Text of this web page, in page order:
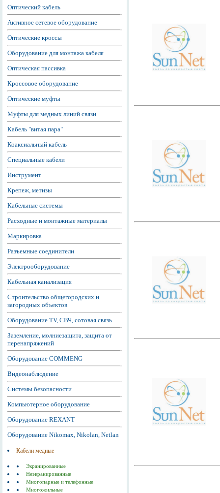
Оптический кабель
Активное сетевое оборудование
Оптические кроссы
Оборудование для монтажа кабеля
Оптическая пассивка
Кроссовое оборудование
Оптические муфты
Муфты для медных линий связи
Кабель "витая пара"
Коаксиальный кабель
Специальные кабели
Инструмент
Крепеж, метизы
Кабельные системы
Расходные и монтажные материалы
Маркировка
Разъемные соединители
Электрооборудование
Кабельная канализация
Строительство общегородских и
загородных объектов
Оборудование TV, СВЧ, сотовая связь
Заземление, молниезащита, защита от
перенапряжений
Оборудование COMMENG
Видеонаблюдение
Системы безопасности
Компьютерное оборудование
Оборудование REXANT
Оборудование Nikomax, Nikolan, Netlan
Кабели медные
Экранированные
Неэкранированные
Многопарные и телефонные
Многожильные